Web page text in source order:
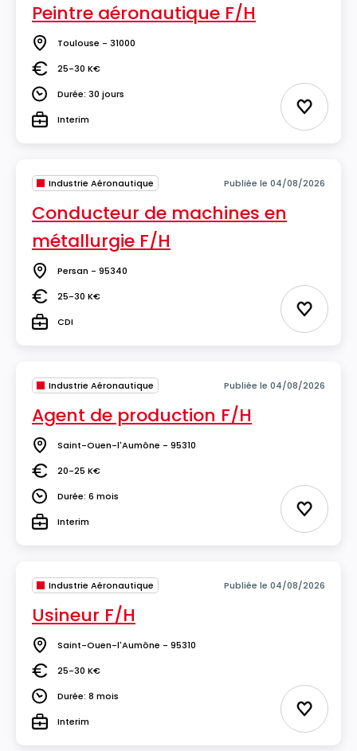
Peintre aéronautique F/H
Lieu Toulouse - 31000
Salaire25-30 K€
DuréeDurée: 30 jours
TypeInterim Ajouter
Industrie Aéronautique Publiée le 04/08/2026
Conducteur de machines en
métallurgie F/H
Lieu Persan - 95340
Salaire25-30 K€
TypeCDI Ajouter
Industrie Aéronautique Publiée le 04/08/2026
Agent de production F/H
Lieu Saint-Ouen-l'Aumône - 95310
Salaire20-25 K€
DuréeDurée: 6 mois
TypeInterim Ajouter
Industrie Aéronautique Publiée le 04/08/2026
Usineur F/H
Lieu Saint-Ouen-l'Aumône - 95310
Salaire25-30 K€
DuréeDurée: 8 mois
TypeInterim Ajouter